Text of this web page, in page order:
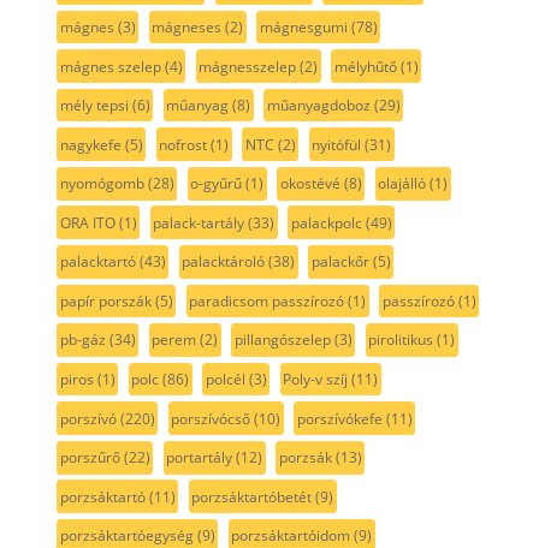
mágnes (3) mágneses (2) mágnesgumi (78)
mágnes szelep(4) mágnesszelep(2) mélyhűtő(1)
mély tepsi (6) műanyag(8) műanyagdoboz (29)
nagykefe (5) nofrost(1) NTC (2) nyitófül (31)
nyomógomb(28) o-gyűrű(1) okostévé (8) olajálló(1)
ORA ITO(1) palack-tartály(33) palackpolc(49)
palacktartó(43) palacktároló(38) palackőr(5)
papír porszák(5) paradicsom passzírozó(1) passzírozó(1)
pb-gáz (34) perem(2) pillangószelep(3) pirolitikus (1)
piros (1) polc(86) polcél (3) Poly-v szíj (11)
porszívó(220) porszívócső(10) porszívókefe (11)
porszűrő(22) portartály(12) porzsák(13)
porzsáktartó(11) porzsáktartóbetét(9)
porzsáktartóegység(9) porzsáktartóidom(9)